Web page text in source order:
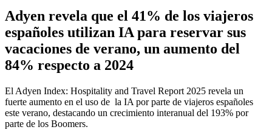
Adyen revela que el 41% de los viajeros
españoles utilizan IA para reservar sus
vacaciones de verano, un aumento del
84% respecto a 2024
El Adyen Index: Hospitality and Travel Report 2025 revela un
fuerte aumento en el uso de la IA por parte de viajeros españoles
este verano, destacando un crecimiento interanual del 193% por
parte de los Boomers.